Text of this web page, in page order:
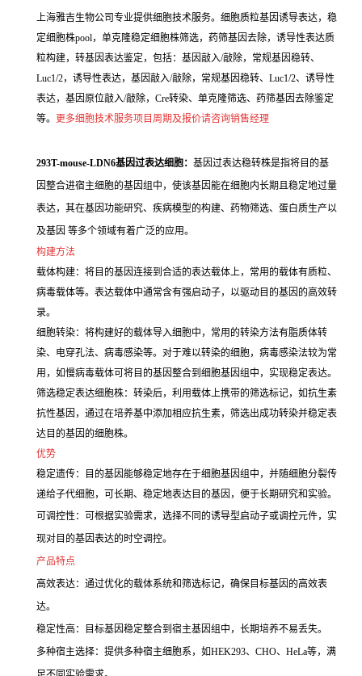
上海雅吉生物公司专业提供细胞技术服务。细胞质粒基因诱导表达，稳
定细胞株pool，单克隆稳定细胞株筛选，药筛基因去除，诱导性表达质
粒构建，转基因表达鉴定，包括：基因敲入/敲除，常规基因稳转、
Luc1/2，诱导性表达，基因敲入/敲除，常规基因稳转、Luc1/2、诱导性
表达，基因原位敲入/敲除，Cre转染、单克隆筛选、药筛基因去除鉴定
等。 更多细胞技术服务项目周期及报价请咨询销售经理
293T-mouse-LDN6基因过表达细胞： 基因过表达稳转株是指将目的基
因整合进宿主细胞的基因组中，使该基因能在细胞内长期且稳定地过量
表达，其在基因功能研究、疾病模型的构建、药物筛选、蛋白质生产以
及基因 等多个领域有着广泛的应用。
构建方法
载体构建：将目的基因连接到合适的表达载体上，常用的载体有质粒、
病毒载体等。表达载体中通常含有强启动子，以驱动目的基因的高效转
录。
细胞转染：将构建好的载体导入细胞中，常用的转染方法有脂质体转
染、电穿孔法、病毒感染等。对于难以转染的细胞，病毒感染法较为常
用，如慢病毒载体可将目的基因整合到细胞基因组中，实现稳定表达。
筛选稳定表达细胞株：转染后，利用载体上携带的筛选标记，如抗生素
抗性基因，通过在培养基中添加相应抗生素，筛选出成功转染并稳定表
达目的基因的细胞株。
优势
稳定遗传：目的基因能够稳定地存在于细胞基因组中，并随细胞分裂传
递给子代细胞，可长期、稳定地表达目的基因，便于长期研究和实验。
可调控性：可根据实验需求，选择不同的诱导型启动子或调控元件，实
现对目的基因表达的时空调控。
产品特点
高效表达：通过优化的载体系统和筛选标记，确保目标基因的高效表
达。
稳定性高：目标基因稳定整合到宿主基因组中，长期培养不易丢失。
多种宿主选择：提供多种宿主细胞系，如HEK293、CHO、HeLa等，满